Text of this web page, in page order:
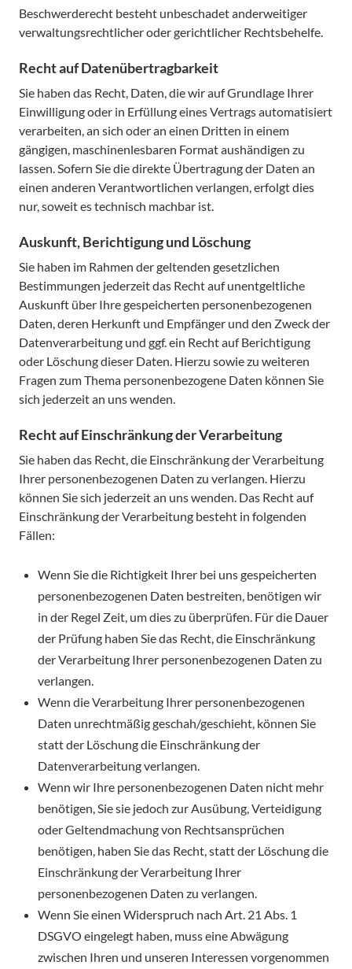
Beschwerderecht besteht unbeschadet anderweitiger
verwaltungsrechtlicher oder gerichtlicher Rechtsbehelfe.
Recht auf Daten­übertrag­barkeit
Sie haben das Recht, Daten, die wir auf Grundlage Ihrer
Einwilligung oder in Erfüllung eines Vertrags automatisiert
verarbeiten, an sich oder an einen Dritten in einem
gängigen, maschinenlesbaren Format aushändigen zu
lassen. Sofern Sie die direkte Übertragung der Daten an
einen anderen Verantwortlichen verlangen, erfolgt dies
nur, soweit es technisch machbar ist.
Auskunft, Berichtigung und Löschung
Sie haben im Rahmen der geltenden gesetzlichen
Bestimmungen jederzeit das Recht auf unentgeltliche
Auskunft über Ihre gespeicherten personenbezogenen
Daten, deren Herkunft und Empfänger und den Zweck der
Datenverarbeitung und ggf. ein Recht auf Berichtigung
oder Löschung dieser Daten. Hierzu sowie zu weiteren
Fragen zum Thema personenbezogene Daten können Sie
sich jederzeit an uns wenden.
Recht auf Einschränkung der Verarbeitung
Sie haben das Recht, die Einschränkung der Verarbeitung
Ihrer personenbezogenen Daten zu verlangen. Hierzu
können Sie sich jederzeit an uns wenden. Das Recht auf
Einschränkung der Verarbeitung besteht in folgenden
Fällen:
Wenn Sie die Richtigkeit Ihrer bei uns gespeicherten
personenbezogenen Daten bestreiten, benötigen wir
in der Regel Zeit, um dies zu überprüfen. Für die Dauer
der Prüfung haben Sie das Recht, die Einschränkung
der Verarbeitung Ihrer personenbezogenen Daten zu
verlangen.
Wenn die Verarbeitung Ihrer personenbezogenen
Daten unrechtmäßig geschah/geschieht, können Sie
statt der Löschung die Einschränkung der
Datenverarbeitung verlangen.
Wenn wir Ihre personenbezogenen Daten nicht mehr
benötigen, Sie sie jedoch zur Ausübung, Verteidigung
oder Geltendmachung von Rechtsansprüchen
benötigen, haben Sie das Recht, statt der Löschung die
Einschränkung der Verarbeitung Ihrer
personenbezogenen Daten zu verlangen.
Wenn Sie einen Widerspruch nach Art. 21 Abs. 1
DSGVO eingelegt haben, muss eine Abwägung
zwischen Ihren und unseren Interessen vorgenommen